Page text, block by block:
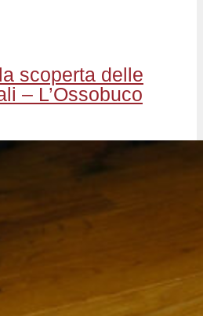
scoperta delle
– L’Ossobuco